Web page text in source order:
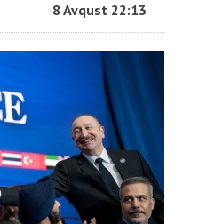
8 Avqust 22:13